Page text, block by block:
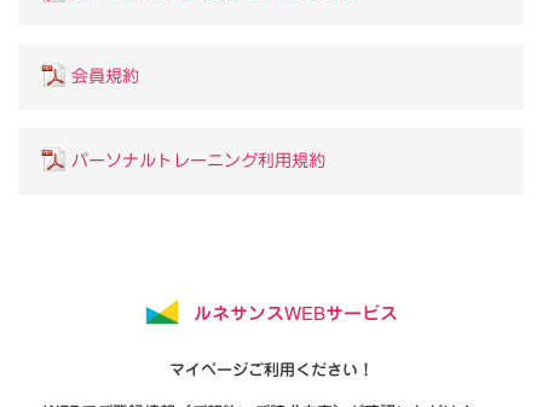
会員規約
パーソナルトレーニング利用規約
ルネサンスWEBサービス
マイページご利用ください！